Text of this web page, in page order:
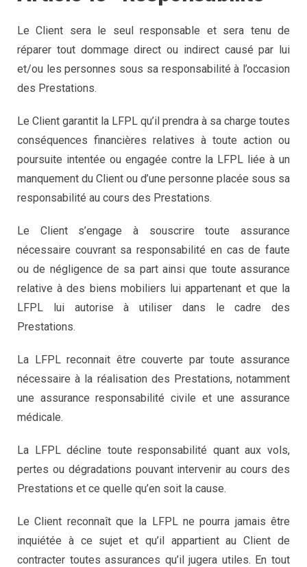
Le Client sera le seul responsable et sera tenu de
réparer tout dommage direct ou indirect causé par lui
et/ou les personnes sous sa responsabilité à l’occasion
des Prestations.
Le Client garantit la LFPL qu’il prendra à sa charge toutes
conséquences financières relatives à toute action ou
poursuite intentée ou engagée contre la LFPL liée à un
manquement du Client ou d’une personne placée sous sa
responsabilité au cours des Prestations.
Le Client s’engage à souscrire toute assurance
nécessaire couvrant sa responsabilité en cas de faute
ou de négligence de sa part ainsi que toute assurance
relative à des biens mobiliers lui appartenant et que la
LFPL lui autorise à utiliser dans le cadre des
Prestations.
La LFPL reconnait être couverte par toute assurance
nécessaire à la réalisation des Prestations, notamment
une assurance responsabilité civile et une assurance
médicale.
La LFPL décline toute responsabilité quant aux vols,
pertes ou dégradations pouvant intervenir au cours des
Prestations et ce quelle qu’en soit la cause.
Le Client reconnaît que la LFPL ne pourra jamais être
inquiétée à ce sujet et qu’il appartient au Client de
contracter toutes assurances qu’il jugera utiles. En tout